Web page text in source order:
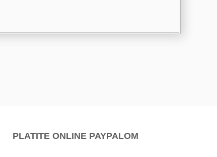
PLATITE ONLINE PAYPALOM